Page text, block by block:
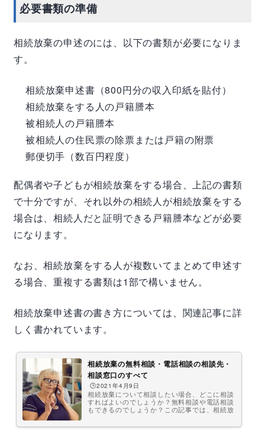
必要書類の準備
相続放棄の申述のには、以下の書類が必要になりま
す。
相続放棄申述書（800円分の収入印紙を貼付）
相続放棄をする人の戸籍謄本
被相続人の戸籍謄本
被相続人の住民票の除票または戸籍の附票
郵便切手（数百円程度）
配偶者や子どもが相続放棄をする場合、上記の書類
で十分ですが、それ以外の相続人が相続放棄をする
場合は、相続人だと証明できる戸籍謄本などが必要
になります。
なお、相続放棄をする人が複数いてまとめて申述す
る場合、重複する書類は1部で構いません。
相続放棄申述書の書き方については、関連記事に詳
しく書かれています。
相続放棄の無料相談・電話相談の相談先・
相談窓口のすべて
🕒️2021年4月9日
相続放棄について相談したい場合、どこに相談
すればよいのでしょうか？無料相談や電話相談
もできるのでしょうか？この記事では、相続放
説明します。是非、参考にしてください。相続